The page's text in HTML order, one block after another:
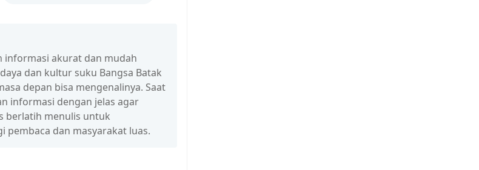
informasi akurat dan mudah
dan kultur suku Bangsa Batak
depan bisa mengenalinya. Saat
informasi dengan jelas agar
berlatih menulis untuk
pembaca dan masyarakat luas.